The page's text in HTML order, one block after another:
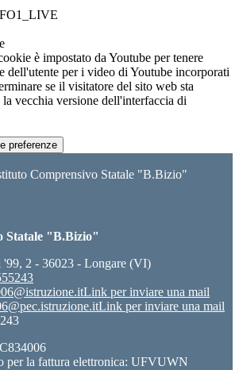
è impostato da Youtube per tenere
dell'utente per i video di Youtube incorporati
se il visitatore del sito web sta
vecchia versione dell'interfaccia di
preferenze
Comprensivo Statale "B.Bizio"
Statale "B.Bizio"
'99, 2 - 36023 - Longare (VI)
Link per inviare una mail
Link per inviare una mail
per la fattura elettronica: UFVUWN